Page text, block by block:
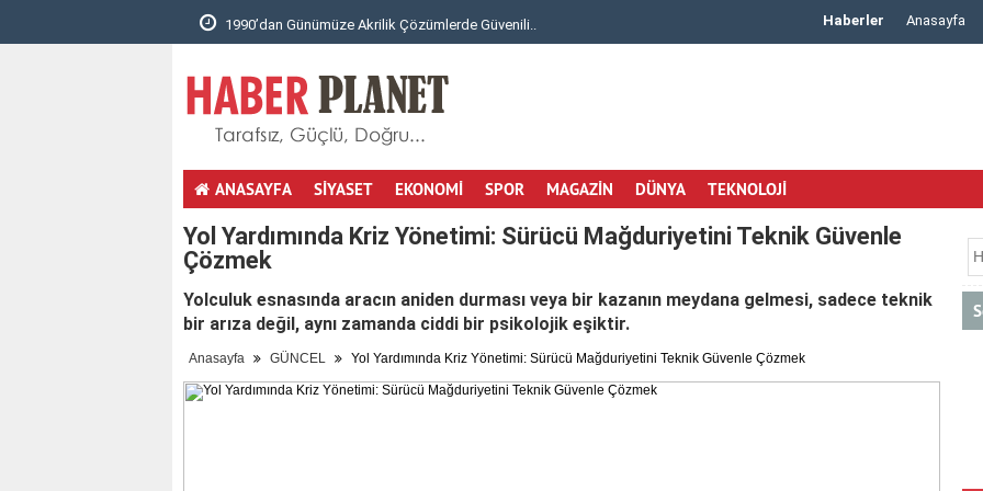
1990’dan Günümüze Akrilik Çözümlerde Güvenili.. Arisar Otomotiv ile Aracınıza Uygun Klima Rad.. Çiçek Malzemeleri
Haberler Anasayfa
ANASAYFA SİYASET EKONOMİ SPOR MAGAZİN DÜNYA TEKNOLOJİ
Yol Yardımında Kriz Yönetimi: Sürücü Mağduriyetini Teknik Güvenle
Çözmek
Yolculuk esnasında aracın aniden durması veya bir kazanın meydana gelmesi, sadece teknik
bir arıza değil, aynı zamanda ciddi bir psikolojik eşiktir.
Anasayfa GÜNCEL Yol Yardımında Kriz Yönetimi: Sürücü Mağduriyetini Teknik Güvenle Çözmek